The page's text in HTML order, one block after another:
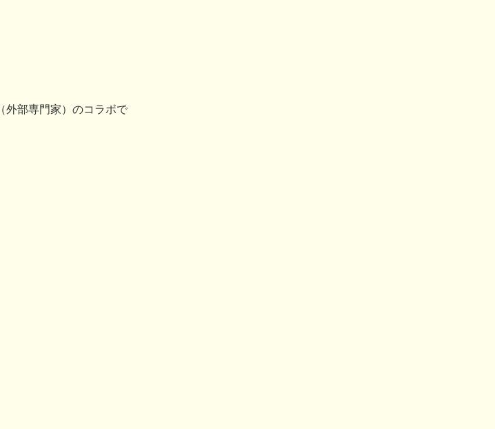
外部専門家）のコラボで